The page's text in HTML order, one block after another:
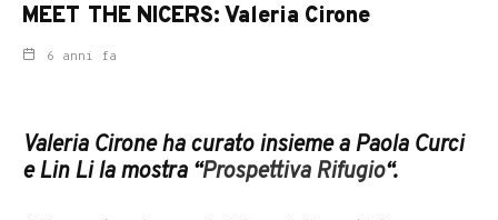
MEET THE NICERS: Valeria Cirone
6 anni fa
Valeria Cirone ha curato insieme aPaolaCurci
e Lin Li la mostra “Prospettiva Rifugio“.